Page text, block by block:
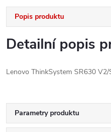
Popis produktu
Detailní popis
Lenovo ThinkSystem SR630
Parametry produktu